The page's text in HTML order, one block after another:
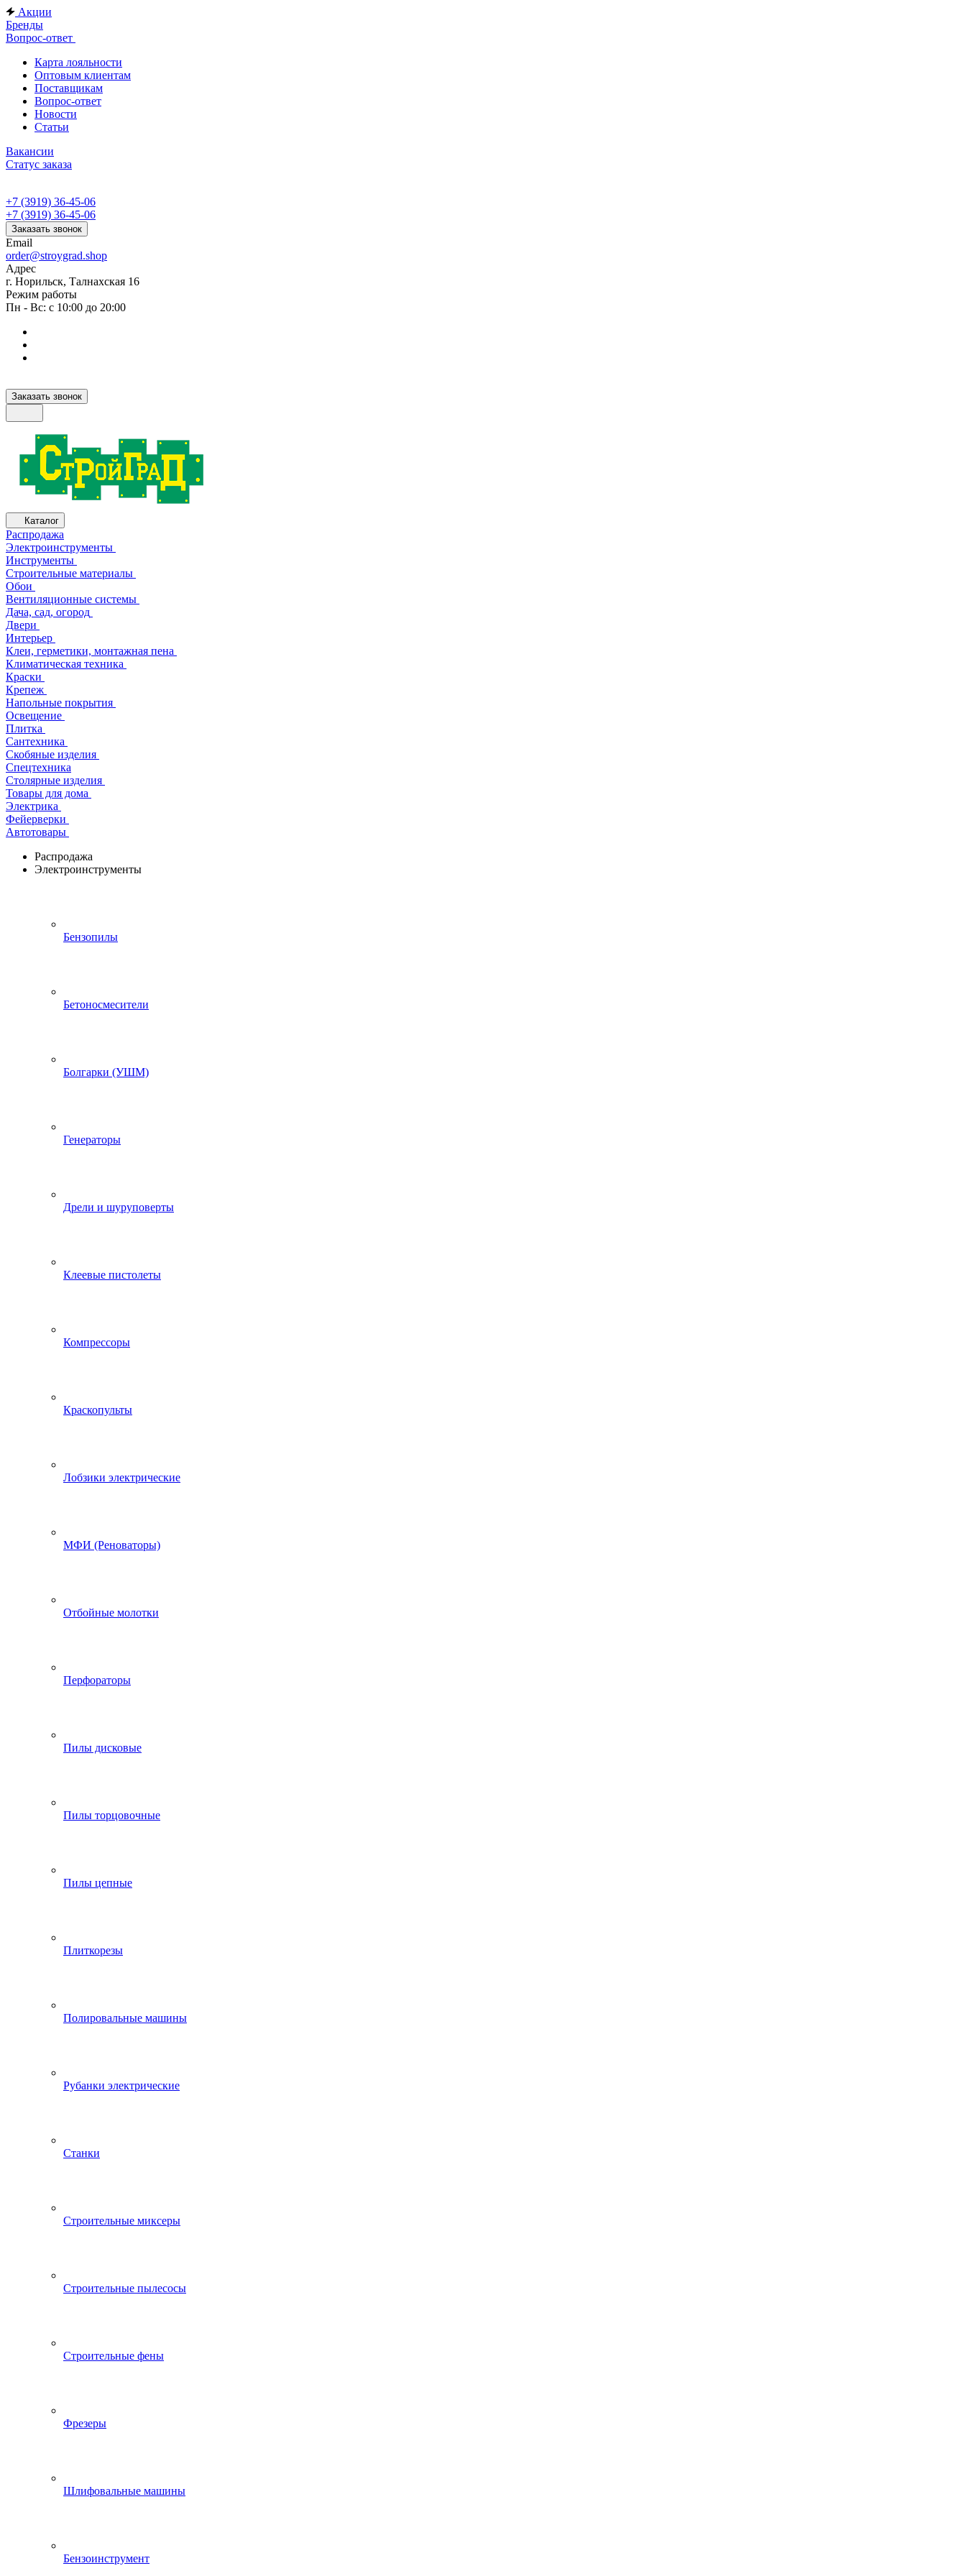
Акции
Бренды
Вопрос-ответ
Карта лояльности
Оптовым клиентам
Поставщикам
Вопрос-ответ
Новости
Статьи
Вакансии
Статус заказа
+7 (3919) 36-45-06
+7 (3919) 36-45-06
Заказать звонок
Email
order@stroygrad.shop
Адрес
г. Норильск, Талнахская 16
Режим работы
Пн - Вс: с 10:00 до 20:00
Заказать звонок
Каталог
Распродажа
Электроинструменты
Инструменты
Строительные материалы
Обои
Вентиляционные системы
Дача, сад, огород
Двери
Интерьер
Клеи, герметики, монтажная пена
Климатическая техника
Краски
Крепеж
Напольные покрытия
Освещение
Плитка
Сантехника
Скобяные изделия
Спецтехника
Столярные изделия
Товары для дома
Электрика
Фейерверки
Автотовары
Распродажа
Электроинструменты
Бензопилы
Бетоносмесители
Болгарки (УШМ)
Генераторы
Дрели и шуруповерты
Клеевые пистолеты
Компрессоры
Краскопульты
Лобзики электрические
МФИ (Реноваторы)
Отбойные молотки
Перфораторы
Пилы дисковые
Пилы торцовочные
Пилы цепные
Плиткорезы
Полировальные машины
Рубанки электрические
Станки
Строительные миксеры
Строительные пылесосы
Строительные фены
Фрезеры
Шлифовальные машины
Бензоинструмент